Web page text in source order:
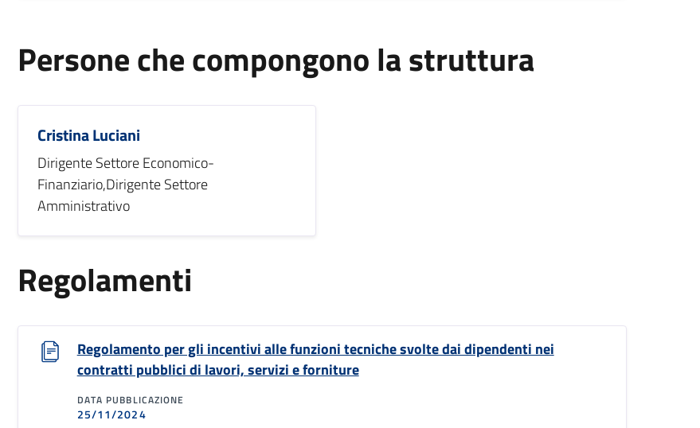
Persone che compongono la struttura
Cristina Luciani
Dirigente Settore Economico-
Finanziario,Dirigente Settore
Amministrativo
Regolamenti
Regolamento per gli incentivi alle funzioni tecniche svolte dai dipendenti nei
contratti pubblici di lavori, servizi e forniture
DATA PUBBLICAZIONE
25/11/2024